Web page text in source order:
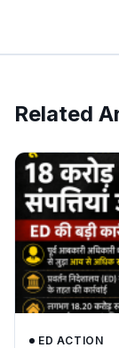
Related
ED ACTION